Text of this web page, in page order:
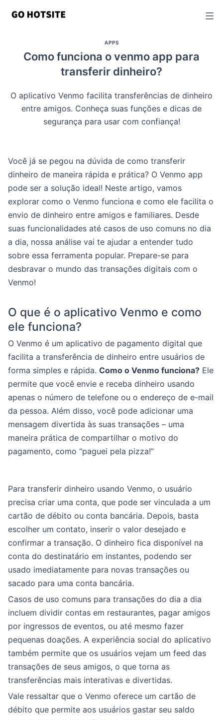
conteúdo
APPS
Como funciona o venmo app para
transferir dinheiro?
O aplicativo Venmo facilita transferências de dinheiro
entre amigos. Conheça suas funções e dicas de
segurança para usar com confiança!
Você já se pegou na dúvida de como transferir
dinheiro de maneira rápida e prática? O Venmo app
pode ser a solução ideal! Neste artigo, vamos
explorar como o Venmo funciona e como ele facilita o
envio de dinheiro entre amigos e familiares. Desde
suas funcionalidades até casos de uso comuns no dia
a dia, nossa análise vai te ajudar a entender tudo
sobre essa ferramenta popular. Prepare-se para
desbravar o mundo das transações digitais com o
Venmo!
O que é o aplicativo Venmo e como
ele funciona?
O Venmo é um aplicativo de pagamento digital que
facilita a transferência de dinheiro entre usuários de
forma simples e rápida. Como o Venmo funciona? Ele
permite que você envie e receba dinheiro usando
apenas o número de telefone ou o endereço de e-mail
da pessoa. Além disso, você pode adicionar uma
mensagem divertida às suas transações – uma
maneira prática de compartilhar o motivo do
pagamento, como “paguei pela pizza!”
Para transferir dinheiro usando Venmo, o usuário
precisa criar uma conta, que pode ser vinculada a um
cartão de débito ou conta bancária. Depois, basta
escolher um contato, inserir o valor desejado e
confirmar a transação. O dinheiro fica disponível na
conta do destinatário em instantes, podendo ser
usado imediatamente para novas transações ou
sacado para uma conta bancária.
Casos de uso comuns para transações do dia a dia
incluem dividir contas em restaurantes, pagar amigos
por ingressos de eventos, ou até mesmo fazer
pequenas doações. A experiência social do aplicativo
também permite que os usuários vejam um feed das
transações de seus amigos, o que torna as
transferências mais interativas e divertidas.
Vale ressaltar que o Venmo oferece um cartão de
débito que permite aos usuários gastar seu saldo